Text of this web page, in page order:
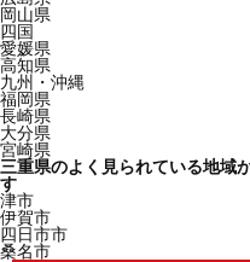
岡山県
四国
愛媛県
高知県
九州・沖縄
福岡県
長崎県
大分県
宮崎県
三重県のよく見られている地域
す
津市
伊賀市
四日市市
桑名市